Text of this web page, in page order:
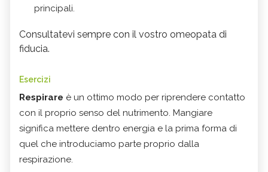
principali.
Consultatevi sempre con il vostro omeopata di
fiducia.
Esercizi
Respirare è un ottimo modo per riprendere contatto
con il proprio senso del nutrimento. Mangiare
significa mettere dentro energia e la prima forma di
quel che introduciamo parte proprio dalla
respirazione.